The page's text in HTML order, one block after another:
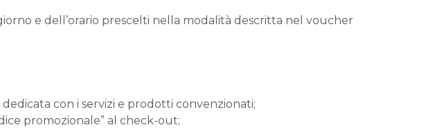
e dell’orario prescelti nella modalità descritta nel voucher
con i servizi e prodotti convenzionati;
promozionale” al check-out;